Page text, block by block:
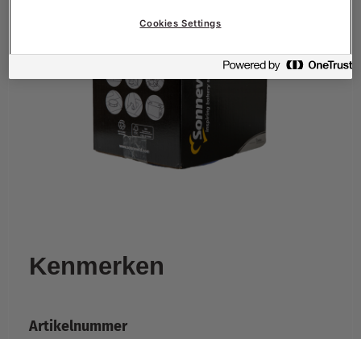
Kenmerken
Artikelnummer
Cookies Settings